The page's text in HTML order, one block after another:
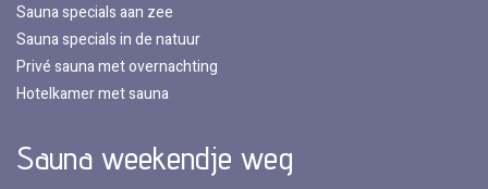
Sauna specials aan zee
Sauna specials in de natuur
Privé sauna met overnachting
Hotelkamer met sauna
Sauna weekendje weg